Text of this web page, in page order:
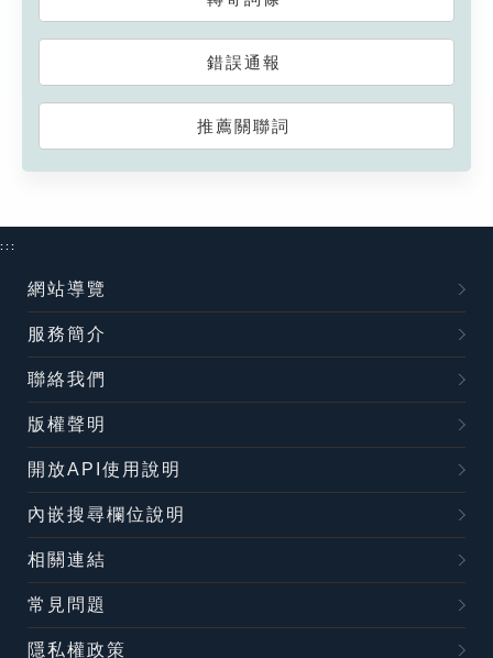
錯誤通報
推薦關聯詞
:::
網站導覽
服務簡介
聯絡我們
版權聲明
開放API使用說明
內嵌搜尋欄位說明
相關連結
常見問題
隱私權政策